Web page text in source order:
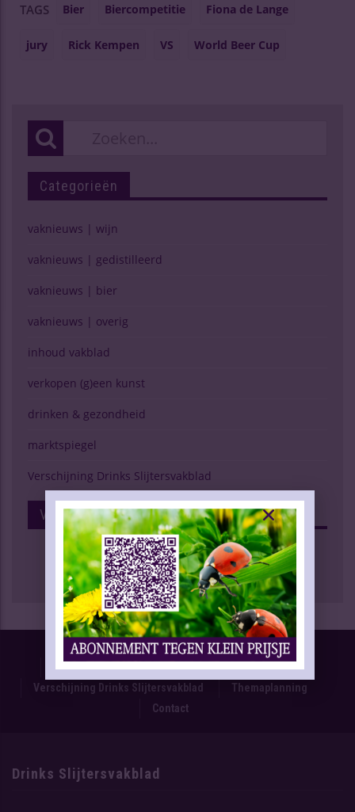
TAGS Bier Biercompetitie Fiona de Lange
jury Rick Kempen VS World Beer Cup
Categorieën
vaknieuws | wijn
vaknieuws | gedistilleerd
vaknieuws | bier
vaknieuws | overig
inhoud vakblad
verkopen (g)een kunst
drinken & gezondheid
marktspiegel
Verschijning Drinks Slijtersvakblad
Volg Ons Op Facebook
Proefnummer
Oplage & Verspreiding
Advertentietarieven
Technische Gegevens
Verschijning Drinks Slijtersvakblad
Themaplanning
Contact
Drinks Slijtersvakblad